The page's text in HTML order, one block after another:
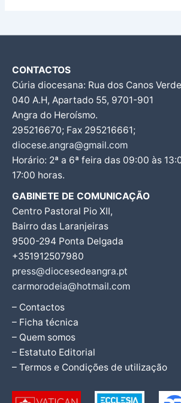
CONTACTOS
Cúria diocesana: Rua dos Canos
040 A.H, Apartado 55, 9701-901
Angra do Heroísmo.
295216670; Fax 295216661;
diocese.angra@gmail.com
Horário: 2ª a 6ª feira das 09:00 às
17:00 horas.
GABINETE DE COMUNICAÇÃO
Centro Pastoral Pio XII,
Bairro das Laranjeiras
9500-294 Ponta Delgada
+351912507980
press@diocesedeangra.pt
carmorodeia@hotmail.com
– Contactos
– Ficha técnica
– Quem somos
– Estatuto Editorial
– Termos e Condições de utilização